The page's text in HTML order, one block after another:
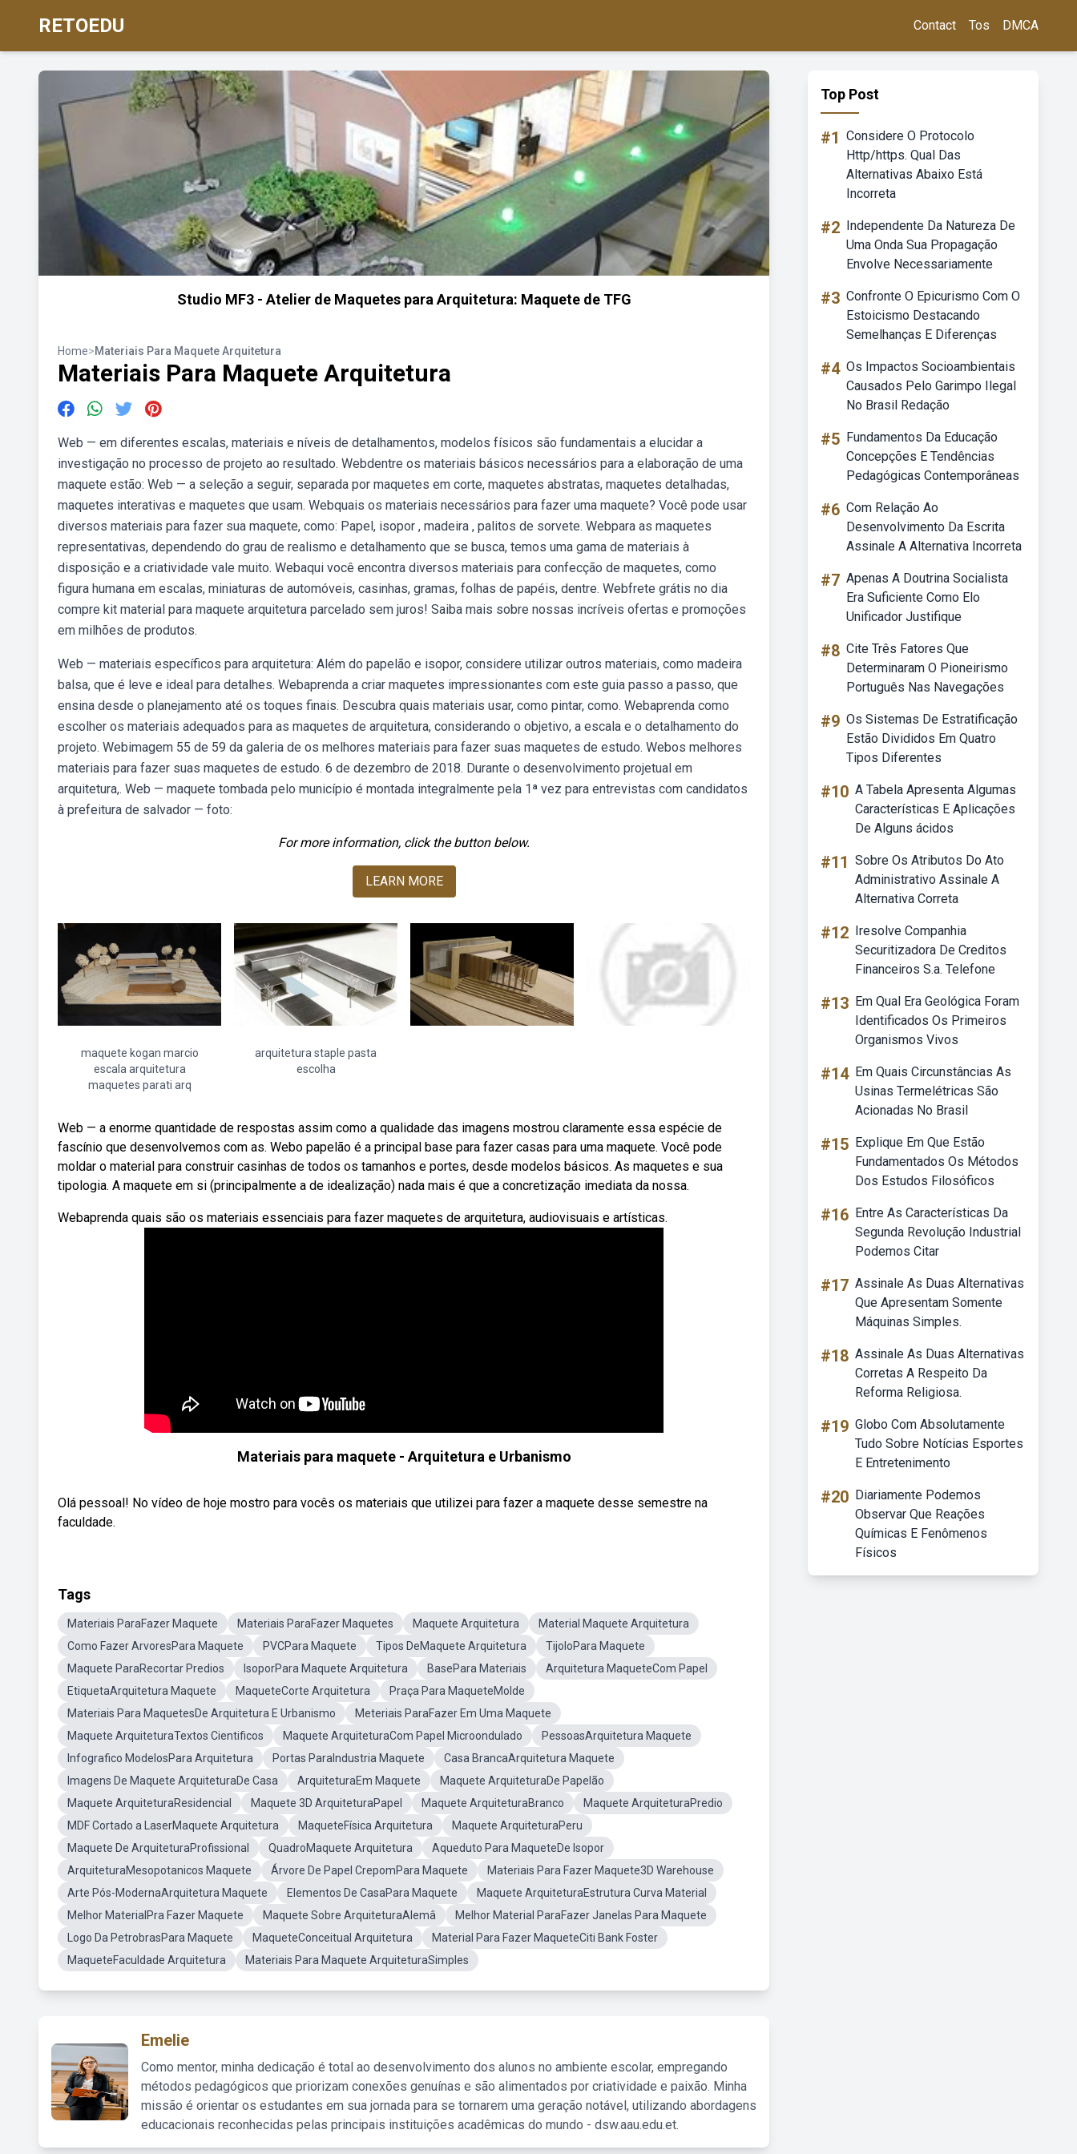
RETOEDU Contact Tos DMCA
Studio MF3 - Atelier de Maquetes para Arquitetura: Maquete de TFG
Home>Materiais Para Maquete Arquitetura
Materiais Para Maquete Arquitetura
Web — em diferentes escalas, materiais e níveis de detalhamentos, modelos físicos são fundamentais a elucidar a
investigação no processo de projeto ao resultado. Webdentre os materiais básicos necessários para a elaboração de uma
maquete estão: Web — a seleção a seguir, separada por maquetes em corte, maquetes abstratas, maquetes detalhadas,
maquetes interativas e maquetes que usam. Webquais os materiais necessários para fazer uma maquete? Você pode usar
diversos materiais para fazer sua maquete, como: Papel, isopor , madeira , palitos de sorvete. Webpara as maquetes
representativas, dependendo do grau de realismo e detalhamento que se busca, temos uma gama de materiais à
disposição e a criatividade vale muito. Webaqui você encontra diversos materiais para confecção de maquetes, como
figura humana em escalas, miniaturas de automóveis, casinhas, gramas, folhas de papéis, dentre. Webfrete grátis no dia
compre kit material para maquete arquitetura parcelado sem juros! Saiba mais sobre nossas incríveis ofertas e promoções
em milhões de produtos.
Web — materiais específicos para arquitetura: Além do papelão e isopor, considere utilizar outros materiais, como madeira
balsa, que é leve e ideal para detalhes. Webaprenda a criar maquetes impressionantes com este guia passo a passo, que
ensina desde o planejamento até os toques finais. Descubra quais materiais usar, como pintar, como. Webaprenda como
escolher os materiais adequados para as maquetes de arquitetura, considerando o objetivo, a escala e o detalhamento do
projeto. Webimagem 55 de 59 da galeria de os melhores materiais para fazer suas maquetes de estudo. Webos melhores
materiais para fazer suas maquetes de estudo. 6 de dezembro de 2018. Durante o desenvolvimento projetual em
arquitetura,. Web — maquete tombada pelo município é montada integralmente pela 1ª vez para entrevistas com candidatos
à prefeitura de salvador — foto:
For more information, click the button below.
LEARN MORE
maquete kogan marcio
escala arquitetura
maquetes parati arq
arquitetura staple pasta
escolha
Web — a enorme quantidade de respostas assim como a qualidade das imagens mostrou claramente essa espécie de
fascínio que desenvolvemos com as. Webo papelão é a principal base para fazer casas para uma maquete. Você pode
moldar o material para construir casinhas de todos os tamanhos e portes, desde modelos básicos. As maquetes e sua
tipologia. A maquete em si (principalmente a de idealização) nada mais é que a concretização imediata da nossa.
Webaprenda quais são os materiais essenciais para fazer maquetes de arquitetura, audiovisuais e artísticas.
Materiais para maquete - Arquitetura e Urbanismo
Olá pessoal! No vídeo de hoje mostro para vocês os materiais que utilizei para fazer a maquete desse semestre na
faculdade.
Tags
Materiais ParaFazer Maquete Materiais ParaFazer Maquetes Maquete Arquitetura
Material Maquete Arquitetura
Como Fazer ArvoresPara Maquete
PVCPara Maquete Tipos DeMaquete Arquitetura
TijoloPara Maquete
Maquete ParaRecortar Predios
IsoporPara Maquete Arquitetura BasePara Materiais
Arquitetura MaqueteCom Papel
EtiquetaArquitetura Maquete
MaqueteCorte Arquitetura
Praça Para MaqueteMolde
Materiais Para MaquetesDe Arquitetura E Urbanismo
Meteriais ParaFazer Em Uma Maquete
Maquete ArquiteturaTextos Cientificos
Maquete ArquiteturaCom Papel Microondulado
PessoasArquitetura Maquete
Infografico ModelosPara Arquitetura
Portas ParaIndustria Maquete
Casa BrancaArquitetura Maquete
Imagens De Maquete ArquiteturaDe Casa
ArquiteturaEm Maquete
Maquete ArquiteturaDe Papelão
Maquete ArquiteturaResidencial
Maquete 3D ArquiteturaPapel Maquete ArquiteturaBranco
Maquete ArquiteturaPredio
MDF Cortado a LaserMaquete Arquitetura
MaqueteFísica Arquitetura
Maquete ArquiteturaPeru
Maquete De ArquiteturaProfissional
QuadroMaquete Arquitetura
Aqueduto Para MaqueteDe Isopor
ArquiteturaMesopotanicos Maquete
Árvore De Papel CrepomPara Maquete
Materiais Para Fazer Maquete3D Warehouse
Arte Pós-ModernaArquitetura Maquete
Elementos De CasaPara Maquete
Maquete ArquiteturaEstrutura Curva Material
Melhor MaterialPra Fazer Maquete
Maquete Sobre ArquiteturaAlemâ
Melhor Material ParaFazer Janelas Para Maquete
Logo Da PetrobrasPara Maquete
MaqueteConceitual Arquitetura
Material Para Fazer MaqueteCiti Bank Foster
MaqueteFaculdade Arquitetura
Materiais Para Maquete ArquiteturaSimples
Emelie
Como mentor, minha dedicação é total ao desenvolvimento dos alunos no ambiente escolar, empregando
métodos pedagógicos que priorizam conexões genuínas e são alimentados por criatividade e paixão. Minha
missão é orientar os estudantes em sua jornada para se tornarem uma geração notável, utilizando abordagens
educacionais reconhecidas pelas principais instituições acadêmicas do mundo - dsw.aau.edu.et.
Top Post
#1 Considere O Protocolo
Http/https. Qual Das
Alternativas Abaixo Está
Incorreta
#2 Independente Da Natureza De
Uma Onda Sua Propagação
Envolve Necessariamente
#3 Confronte O Epicurismo Com O
Estoicismo Destacando
Semelhanças E Diferenças
#4 Os Impactos Socioambientais
Causados Pelo Garimpo Ilegal
No Brasil Redação
#5 Fundamentos Da Educação
Concepções E Tendências
Pedagógicas Contemporâneas
#6 Com Relação Ao
Desenvolvimento Da Escrita
Assinale A Alternativa Incorreta
#7 Apenas A Doutrina Socialista
Era Suficiente Como Elo
Unificador Justifique
#8 Cite Três Fatores Que
Determinaram O Pioneirismo
Português Nas Navegações
#9 Os Sistemas De Estratificação
Estão Divididos Em Quatro
Tipos Diferentes
#10 A Tabela Apresenta Algumas
Características E Aplicações
De Alguns ácidos
#11 Sobre Os Atributos Do Ato
Administrativo Assinale A
Alternativa Correta
#12 Iresolve Companhia
Securitizadora De Creditos
Financeiros S.a. Telefone
#13 Em Qual Era Geológica Foram
Identificados Os Primeiros
Organismos Vivos
#14 Em Quais Circunstâncias As
Usinas Termelétricas São
Acionadas No Brasil
#15 Explique Em Que Estão
Fundamentados Os Métodos
Dos Estudos Filosóficos
#16 Entre As Características Da
Segunda Revolução Industrial
Podemos Citar
#17 Assinale As Duas Alternativas
Que Apresentam Somente
Máquinas Simples.
#18 Assinale As Duas Alternativas
Corretas A Respeito Da
Reforma Religiosa.
#19 Globo Com Absolutamente
Tudo Sobre Notícias Esportes
E Entretenimento
#20 Diariamente Podemos
Observar Que Reações
Químicas E Fenômenos
Físicos